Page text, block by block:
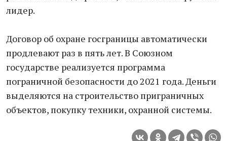
лидер.
Договор об охране госграницы автоматически
продлевают раз в пять лет. В Союзном
государстве реализуется программа
пограничной безопасности до 2021 года. Деньги
выделяются на строительство приграничных
объектов, покупку техники, охранной системы.